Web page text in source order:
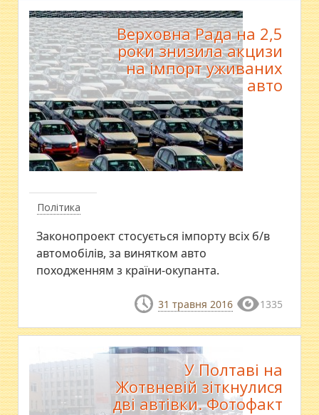
Політика
Верховна Рада на 2,5
роки знизила акцизи
на імпорт уживаних
авто
Законопроект стосується імпорту всіх б/в
автомобілів, за винятком авто
походженням з країни-окупанта.
31 травня 2016 1335
У Полтаві на
Жотвневій зіткнулися
дві автівки. Фотофакт